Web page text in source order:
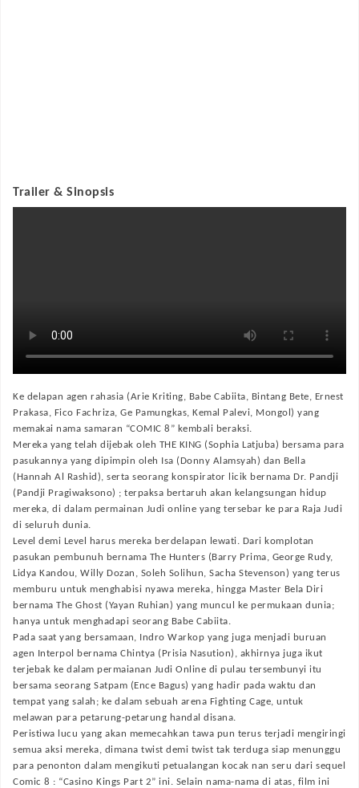
Trailer & Sinopsis
Ke delapan agen rahasia (Arie Kriting, Babe Cabiita, Bintang Bete, Ernest
Prakasa, Fico Fachriza, Ge Pamungkas, Kemal Palevi, Mongol) yang
memakai nama samaran “COMIC 8” kembali beraksi.
Mereka yang telah dijebak oleh THE KING (Sophia Latjuba) bersama para
pasukannya yang dipimpin oleh Isa (Donny Alamsyah) dan Bella
(Hannah Al Rashid), serta seorang konspirator licik bernama Dr. Pandji
(Pandji Pragiwaksono) ; terpaksa bertaruh akan kelangsungan hidup
mereka, di dalam permainan Judi online yang tersebar ke para Raja Judi
di seluruh dunia.
Level demi Level harus mereka berdelapan lewati. Dari komplotan
pasukan pembunuh bernama The Hunters (Barry Prima, George Rudy,
Lidya Kandou, Willy Dozan, Soleh Solihun, Sacha Stevenson) yang terus
memburu untuk menghabisi nyawa mereka, hingga Master Bela Diri
bernama The Ghost (Yayan Ruhian) yang muncul ke permukaan dunia;
hanya untuk menghadapi seorang Babe Cabiita.
Pada saat yang bersamaan, Indro Warkop yang juga menjadi buruan
agen Interpol bernama Chintya (Prisia Nasution), akhirnya juga ikut
terjebak ke dalam permaianan Judi Online di pulau tersembunyi itu
bersama seorang Satpam (Ence Bagus) yang hadir pada waktu dan
tempat yang salah; ke dalam sebuah arena Fighting Cage, untuk
melawan para petarung-petarung handal disana.
Peristiwa lucu yang akan memecahkan tawa pun terus terjadi mengiringi
semua aksi mereka, dimana twist demi twist tak terduga siap menunggu
para penonton dalam mengikuti petualangan kocak nan seru dari sequel
Comic 8 : “Casino Kings Part 2” ini. Selain nama-nama di atas, film ini